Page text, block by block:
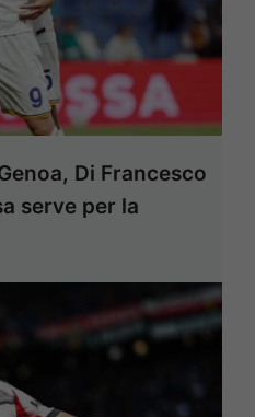
Di Francesco
serve per la